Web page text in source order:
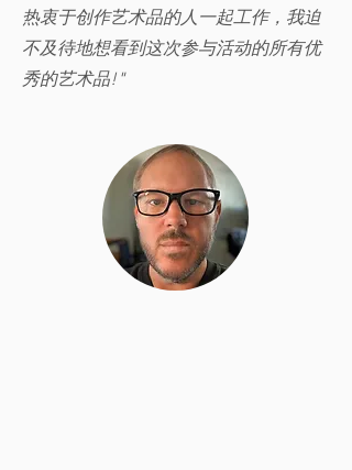
热衷于创作艺术品的人一起工作，我迫
不及待地想看到这次参与活动的所有优
秀的艺术品!"